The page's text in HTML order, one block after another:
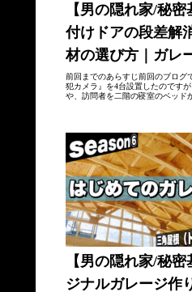
【男の隠れ家/秘
付けドアの段差解
材の選び方｜ガレ
楽しいねぇ。
前回までのあらすじ前回のブログ
犯カメラ』を4台設置したのです
や、訪問者を二階の寝室のベッド
【男の隠れ家/秘密
ジナルガレージ作